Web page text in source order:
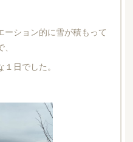
ション的に雪が積もって
日でした。